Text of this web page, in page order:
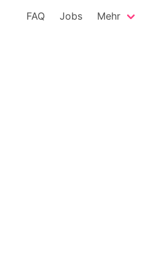
FAQ Jobs Mehr